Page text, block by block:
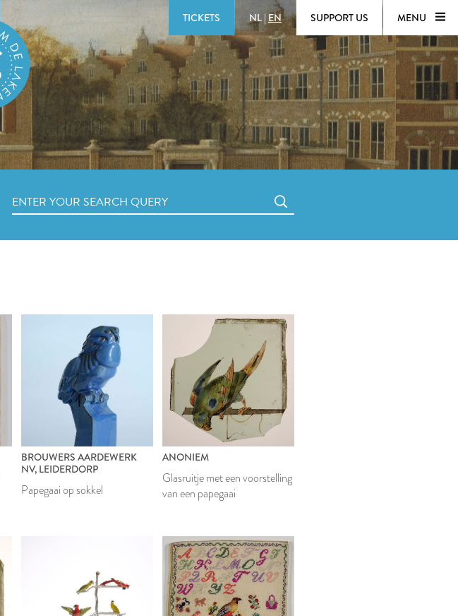
TICKETS NL | EN SUPPORT US MENU
BROUWERS AARDEWERK
NV, LEIDERDORP
Papegaai op sokkel
ANONIEM
Glasruitje met een voorstelling
van een papegaai